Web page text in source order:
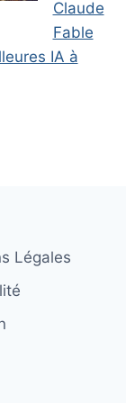
Claude
Fable
IA à
Légales